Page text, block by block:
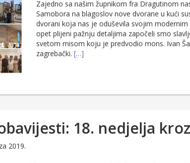
Zajedno sa našim župnikom fra Dragutinom
Samobora na blagoslov nove dvorane u kući
dvorani koja nas je oduševila svojim
opet plijeni pažnju detaljima započeli smo
svetom misom koju je predvodio mons. Ivan
zagrebački. […]
18. nedjelja
2019.